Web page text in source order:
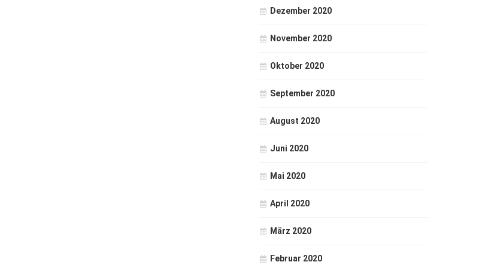
Dezember 2020
November 2020
Oktober 2020
September 2020
August 2020
Juni 2020
Mai 2020
April 2020
März 2020
Februar 2020